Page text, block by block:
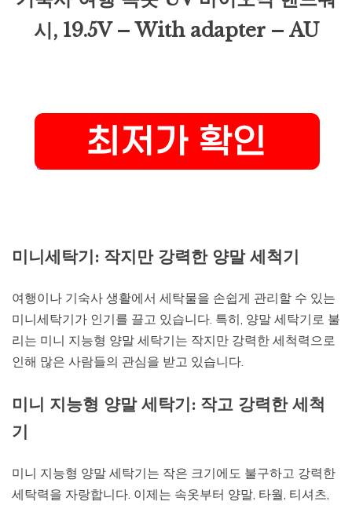
시, 19.5V – With adapter – AU
미니세탁기: 작지만 강력한 양말 세척기
여행이나 기숙사 생활에서 세탁물을 손쉽게 관리할 수 있는
미니세탁기가 인기를 끌고 있습니다. 특히, 양말 세탁기로 불
리는 미니 지능형 양말 세탁기는 작지만 강력한 세척력으로
인해 많은 사람들의 관심을 받고 있습니다.
미니 지능형 양말 세탁기: 작고 강력한 세척
기
미니 지능형 양말 세탁기는 작은 크기에도 불구하고 강력한
세탁력을 자랑합니다. 이제는 속옷부터 양말, 타월, 티셔츠,